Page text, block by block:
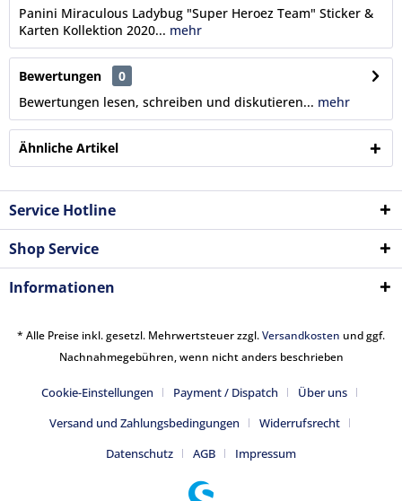
Panini Miraculous Ladybug "Super Heroez Team" Sticker &
Karten Kollektion 2020... mehr
Bewertungen
0
Bewertungen lesen, schreiben und diskutieren... mehr
Ähnliche Artikel
Service Hotline
Shop Service
Informationen
* Alle Preise inkl. gesetzl. Mehrwertsteuer zzgl.Versandkosten und ggf.
Nachnahmegebühren, wenn nicht anders beschrieben
Cookie-Einstellungen Payment / Dispatch
Über uns
Versand und Zahlungsbedingungen
Widerrufsrecht
Datenschutz
AGB Impressum